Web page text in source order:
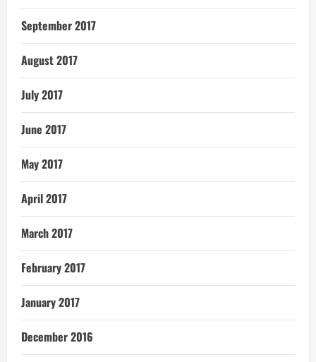
September 2017
August 2017
July 2017
June 2017
May 2017
April 2017
March 2017
February 2017
January 2017
December 2016